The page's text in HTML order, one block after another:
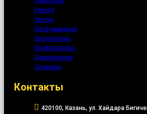
Ремонт
Чистка
Обслуживание
Диагностика
Профилактика
Дезинфекция
Заправка
Контакты
420100, Казань, ул. Хайдара